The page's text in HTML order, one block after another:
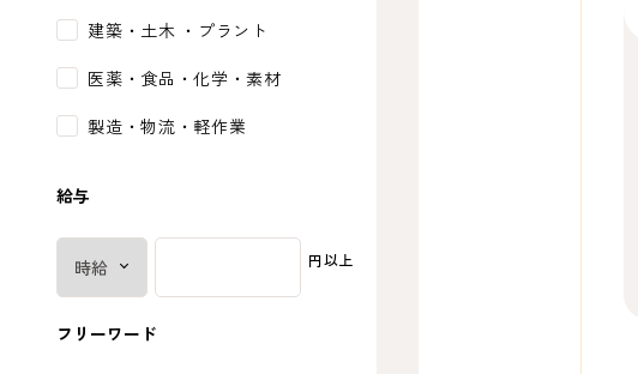
建築・土木 ・プラント
医薬・食品・化学・素材
製造・物流・軽作業
給与
円以上
フリーワード